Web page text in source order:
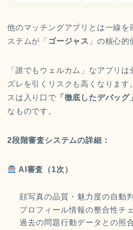
他のマッチングアプリとは一線を
ステムが「 ゴージャス 」の核心的
「誰でもウェルカム」なアプリ
ズレを引くリスクも高くなります
スは入り口で 「徹底したデバッグ
なものです。
2段階審査システムの詳細：
AI審査（1次）
顔写真の品質・魅力度の自動
プロフィール情報の整合性チ
過去の問題行動データとの照